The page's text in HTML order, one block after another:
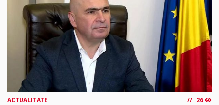
ACTUALITATE 26